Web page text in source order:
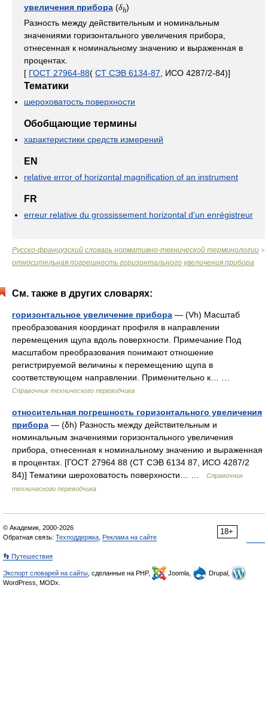
увеличения прибора (δh)
Разность между действительным и номинальным
значениями горизонтального увеличения прибора,
отнесенная к номинальному значению и выраженная в
процентах.
[ ГОСТ 27964-88( СТ СЭВ 6134-87 , ИСО 4287/2-84)]
Тематики
шероховатость поверхности
Обобщающие термины
характеристики средств измерений
EN
relative error of horizontal magnification of an instrument
FR
erreur relative du grossissement horizontal d'un enrégistreur
Русско-французский словарь нормативно-технической терминологии >
относительная погрешность горизонтального увеличения прибора
См. также в других словарях:
горизонтальное увеличение прибора — (Vh) Масштаб
преобразования координат профиля в направлении
перемещения щупа вдоль поверхности. Примечание Под
масштабом преобразования понимают отношение
регистрируемой величины к перемещению щупа в
соответствующем направлении. Применительно к… …
Справочник технического переводчика
относительная погрешность горизонтального увеличения
прибора — (δh) Разность между действительным и
номинальным значениями горизонтального увеличения
прибора, отнесенная к номинальному значению и выраженная
в процентах. [ГОСТ 27964 88 (СТ СЭВ 6134 87, ИСО 4287/2
84)] Тематики шероховатость поверхности… …
Справочник
технического переводчика
18+
© Академик, 2000-2026
Обратная связь: Техподдержка Реклама на сайте
👣 Путешествия
Экспорт словарей на сайты , сделанные на PHP, Joomla,
Drupal,
WordPress, MODx.